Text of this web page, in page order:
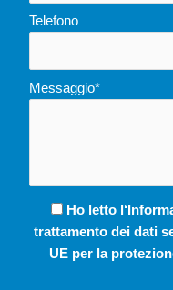
Telefono
Messaggio*
Ho letto
trattamento dei dati
UE per la